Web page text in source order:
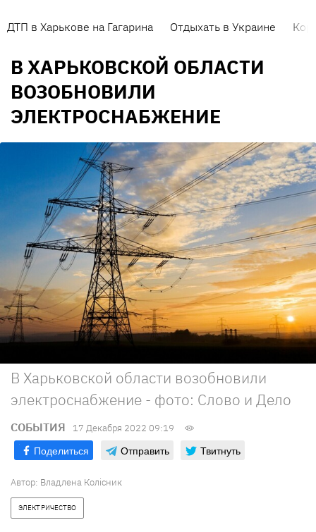
ДТП в Харькове на Гагарина Отдыхать в Украине
В ХАРЬКОВСКОЙ ОБЛАСТИ
ВОЗОБНОВИЛИ
ЭЛЕКТРОСНАБЖЕНИЕ
В Харьковской области возобновили
электроснабжение - фото: Слово и Дело
СОБЫТИЯ 17 Декабря 2022 09:19
Поделиться Отправить Твитнуть
Автор: Владлена Колісник
ЭЛЕКТРИЧЕСТВО